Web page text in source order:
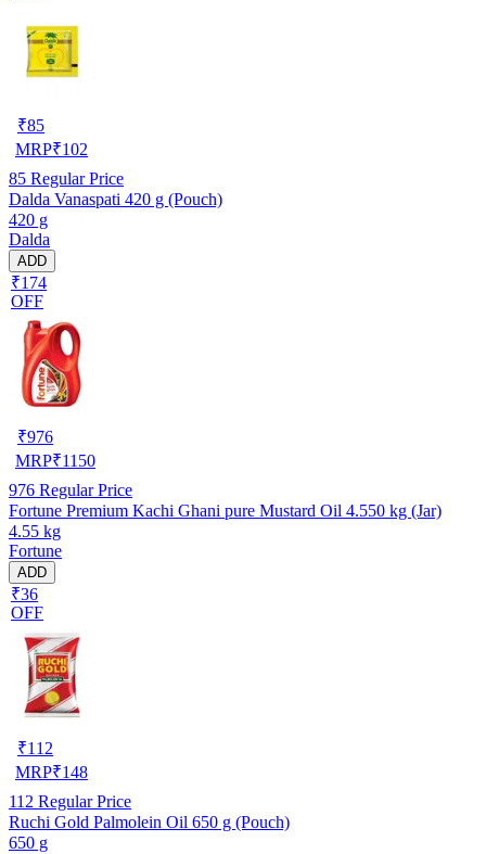
₹85
MRP₹102
85 Regular Price
Dalda Vanaspati 420 g (Pouch)
420 g
Dalda
ADD
₹174
OFF
₹976
MRP₹1150
976 Regular Price
Fortune Premium Kachi Ghani pure Mustard Oil 4.550 kg (Jar)
4.55 kg
Fortune
ADD
₹36
OFF
₹112
MRP₹148
112 Regular Price
Ruchi Gold Palmolein Oil 650 g (Pouch)
650 g